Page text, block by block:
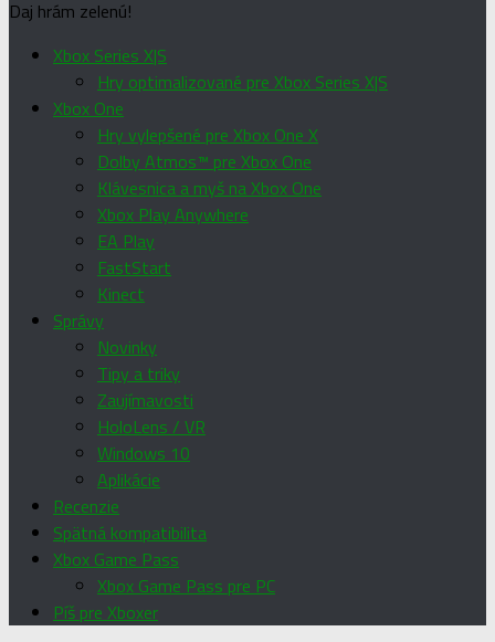
Daj hrám zelenú!
Xbox Series X|S
Hry optimalizované pre Xbox Series X|S
Xbox One
Hry vylepšené pre Xbox One X
Dolby Atmos™ pre Xbox One
Klávesnica a myš na Xbox One
Xbox Play Anywhere
EA Play
FastStart
Kinect
Správy
Novinky
Tipy a triky
Zaujímavosti
HoloLens / VR
Windows 10
Aplikácie
Recenzie
Spätná kompatibilita
Xbox Game Pass
Xbox Game Pass pre PC
Píš pre Xboxer